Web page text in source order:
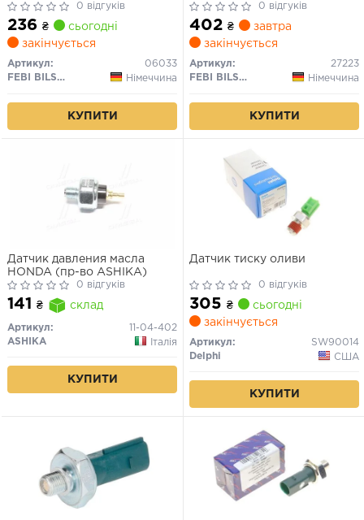
0 відгуків
236 ₴
сьогодні
закінчується
Артикул:
06033
FEBI BILSTEIN
Німеччина
КУПИТИ
04- (0.3-0.55 bar) M10x1
0 відгуків
402 ₴
завтра
закінчується
Артикул:
27223
FEBI BILSTEIN
Німеччина
КУПИТИ
Датчик давления масла
HONDA (пр-во ASHIKA)
0 відгуків
141 ₴ склад
Артикул:
11-04-402
ASHIKA
Італія
КУПИТИ
Датчик тиску оливи
0 відгуків
305 ₴
сьогодні
закінчується
Артикул:
SW90014
Delphi
США
КУПИТИ